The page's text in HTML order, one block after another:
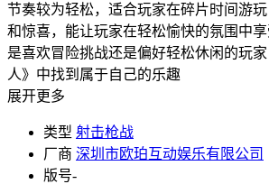
节奏较为轻松，适合玩家在碎片时间游
和惊喜，能让玩家在轻松愉快的氛围中
是喜欢冒险挑战还是偏好轻松休闲的玩
人》中找到属于自己的乐趣
展开更多
类型 射击枪战
厂商 深圳市欧珀互动娱乐有限公司
版号-